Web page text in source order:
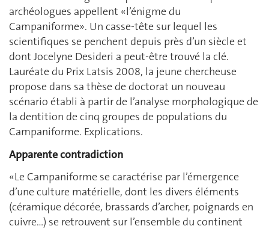
archéologues appellent «l’énigme du
Campaniforme». Un casse-tête sur lequel les
scientifiques se penchent depuis près d’un siècle et
dont Jocelyne Desideri a peut-être trouvé la clé.
Lauréate du Prix Latsis 2008, la jeune chercheuse
propose dans sa thèse de doctorat un nouveau
scénario établi à partir de l’analyse morphologique de
la dentition de cinq groupes de populations du
Campaniforme. Explications.
Apparente contradiction
«Le Campaniforme se caractérise par l’émergence
d’une culture matérielle, dont les divers éléments
(céramique décorée, brassards d’archer, poignards en
cuivre…) se retrouvent sur l’ensemble du continent